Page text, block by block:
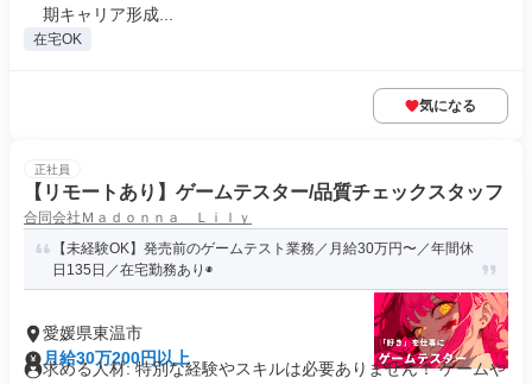
期キャリア形成...
在宅OK
気になる
正社員
【リモートあり】ゲームテスター/品質チェックスタッフ
合同会社Ｍａｄｏｎｎａ Ｌｉｌｙ
【未経験OK】発売前のゲームテスト業務／月給30万円〜／年間休
日135日／在宅勤務あり◉
愛媛県東温市
月給30万200円以上
求める人材: 特別な経験やスキルは必要ありません！ ゲームや